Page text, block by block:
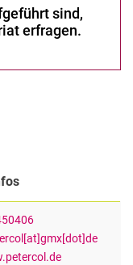
sind,
erfragen.